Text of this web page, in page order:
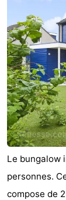
Le bungalow
personnes.
compose de